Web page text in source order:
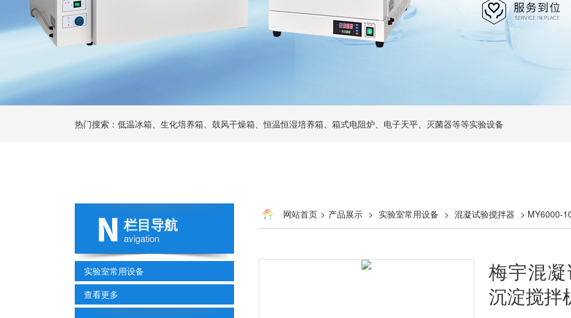
热门搜索：低温冰箱、生化培养箱、鼓风干燥箱、恒温恒湿培养箱、箱式电阻炉、电子天平、灭菌器等等实验设备
栏目导航
avigation
实验室常用设备
查看更多
网站首页 > 产品展示 > 实验室常用设备 > 混凝试验搅拌器 > MY6000-
梅宇混
沉淀搅拌